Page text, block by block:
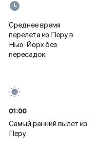
Среднее время
перелета из Перу в
Нью-Йорк без
пересадок
01:00
Самый ранний вылет из
Перу